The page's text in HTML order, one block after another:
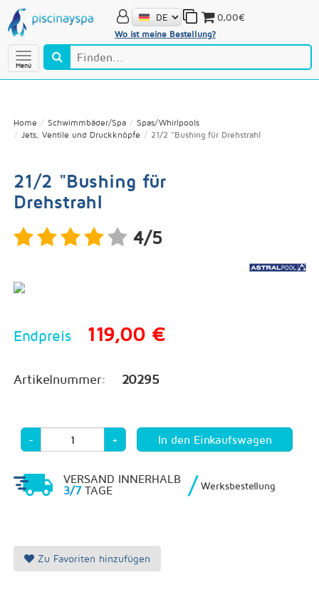
Menú
Wo ist meine Bestellung?
0,00€
Home Schwimmbäder/Spa
Spas/Whirlpools
Jets, Ventile und Druckknöpfe
21/2 "Bushing für Drehstrahl
21/2 "Bushing für
Drehstrahl
4/5
Endpreis 119,00 €
Artikelnummer: 20295
- +
VERSAND INNERHALB
3/7TAGE / Werksbestellung
Zu Favoriten hinzufügen